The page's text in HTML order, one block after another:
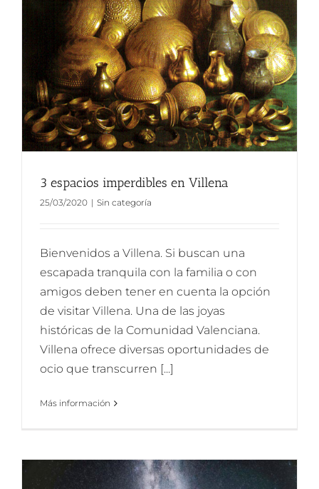
3 espacios imperdibles en Villena
25/03/2020 | Sin categoría
Bienvenidos a Villena. Si buscan una
escapada tranquila con la familia o con
amigos deben tener en cuenta la opción
de visitar Villena. Una de las joyas
históricas de la Comunidad Valenciana.
Villena ofrece diversas oportunidades de
ocio que transcurren [...]
Más información